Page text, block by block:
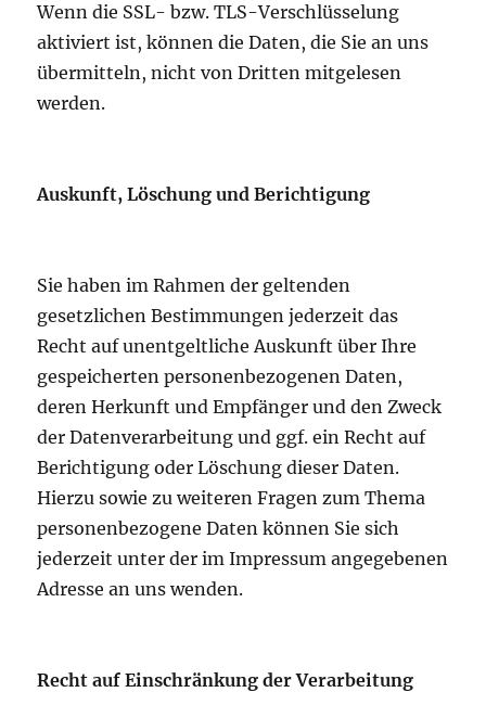
Wenn die SSL- bzw. TLS-Verschlüsselung
aktiviert ist, können die Daten, die Sie an uns
übermitteln, nicht von Dritten mitgelesen
werden.
Auskunft, Löschung und Berichtigung
Sie haben im Rahmen der geltenden
gesetzlichen Bestimmungen jederzeit das
Recht auf unentgeltliche Auskunft über Ihre
gespeicherten personenbezogenen Daten,
deren Herkunft und Empfänger und den Zweck
der Datenverarbeitung und ggf. ein Recht auf
Berichtigung oder Löschung dieser Daten.
Hierzu sowie zu weiteren Fragen zum Thema
personenbezogene Daten können Sie sich
jederzeit unter der im Impressum angegebenen
Adresse an uns wenden.
Recht auf Einschränkung der Verarbeitung